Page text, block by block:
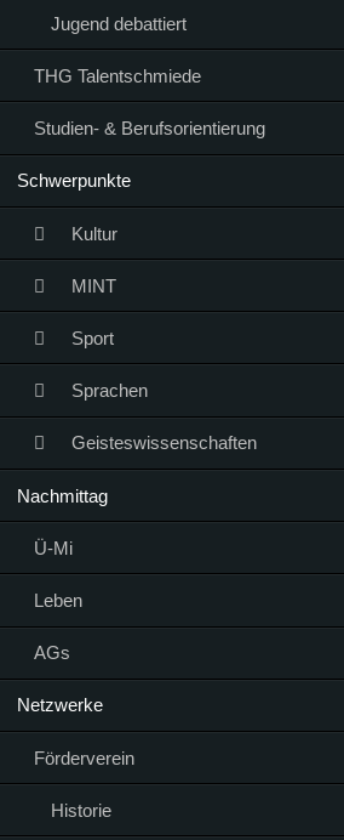
Jugend debattiert
THG Talentschmiede
Studien- & Berufsorientierung
Schwerpunkte
Kultur
MINT
Sport
Sprachen
Geisteswissenschaften
Nachmittag
Ü-Mi
Leben
AGs
Netzwerke
Förderverein
Historie